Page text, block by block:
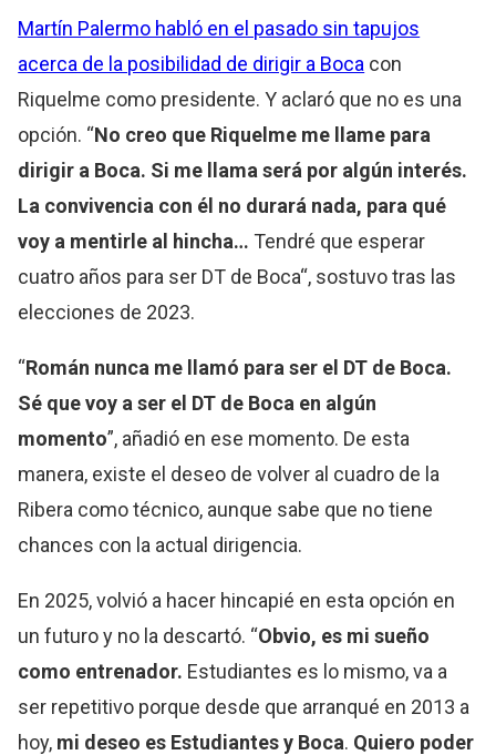
Martín Palermo habló en el pasado sin tapujos
acerca de la posibilidad de dirigir a Boca con
Riquelme como presidente. Y aclaró que no es una
opción. “No creo que Riquelme me llame para
dirigir a Boca. Si me llama será por algún interés.
La convivencia con él no durará nada, para qué
voy a mentirle al hincha… Tendré que esperar
cuatro años para ser DT de Boca“, sostuvo tras las
elecciones de 2023.
“Román nunca me llamó para ser el DT de Boca.
Sé que voy a ser el DT de Boca en algún
momento”, añadió en ese momento. De esta
manera, existe el deseo de volver al cuadro de la
Ribera como técnico, aunque sabe que no tiene
chances con la actual dirigencia.
En 2025, volvió a hacer hincapié en esta opción en
un futuro y no la descartó. “Obvio, es mi sueño
como entrenador. Estudiantes es lo mismo, va a
ser repetitivo porque desde que arranqué en 2013 a
hoy, mi deseo es Estudiantes y Boca. Quiero poder